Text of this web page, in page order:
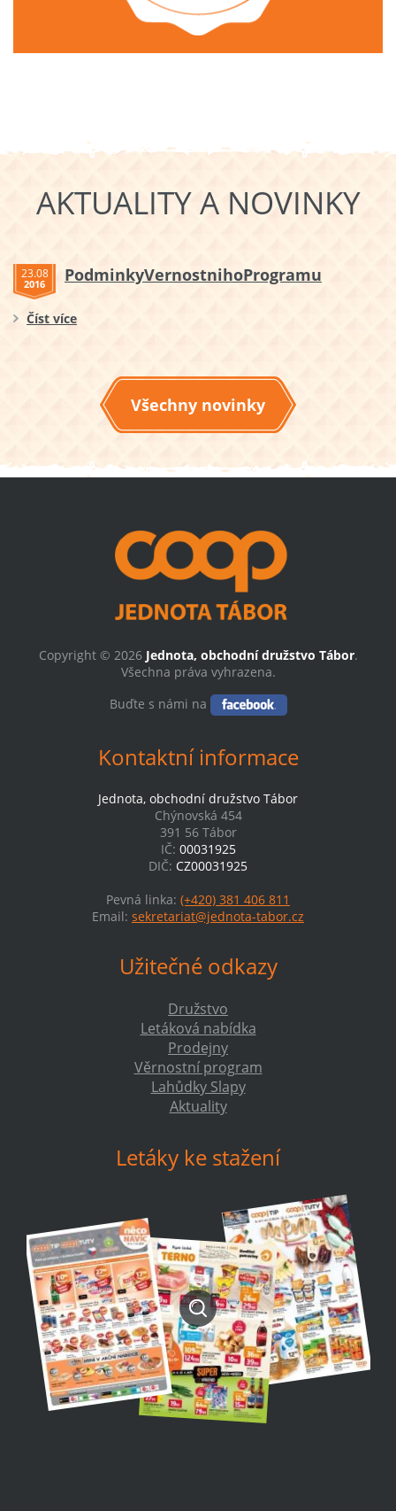
AKTUALITY A NOVINKY
23.08
2016 PodminkyVernostnihoProgramu
Číst více
Všechny novinky
Copyright © 2026 Jednota, obchodní družstvo Tábor.
Všechna práva vyhrazena.
Buďte s námi na
Kontaktní informace
Jednota, obchodní družstvo Tábor
Chýnovská 454
391 56 Tábor
IČ: 00031925
DIČ: CZ00031925
Pevná linka: (+420) 381 406 811
Email: sekretariat@jednota-tabor.cz
Užitečné odkazy
Družstvo
Letáková nabídka
Prodejny
Věrnostní program
Lahůdky Slapy
Aktuality
Letáky ke stažení